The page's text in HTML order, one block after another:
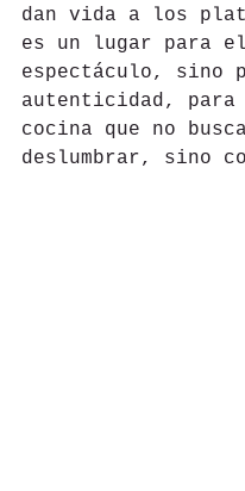
dan vida a los
es un lugar para
espectáculo, sino
autenticidad, para
cocina que no
deslumbrar, sino